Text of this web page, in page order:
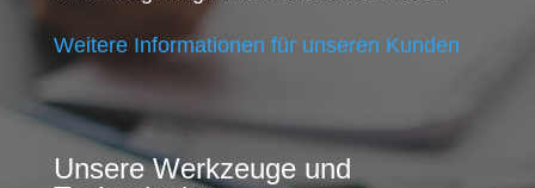
Weitere Informationen für unseren Kunden
Unsere Werkzeuge und